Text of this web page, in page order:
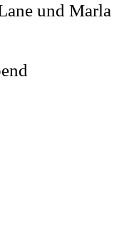
und Marla